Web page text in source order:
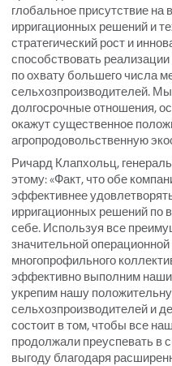
глобальное присутствие
ирригационных решений и
стратегический рост и
способствовать
по охвату большего числа
сельхозпроизводителей.
долгосрочные отношения,
окажут существенное
агропродовольственную
Ричард Клапхольц,
этому: «Факт, что обе
эффективнее
ирригационных решений по
себе. Используя все
значительной
многопрофильного
эффективно выполним
укрепим нашу
сельхозпроизводителей и
состоит в том, чтобы все
продолжали преуспевать в
выгоду благодаря